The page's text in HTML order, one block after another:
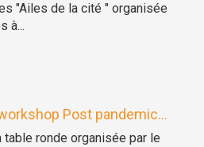
"Ailes de la cité " organisée
à...
Post pandemic...
table ronde organisée par le